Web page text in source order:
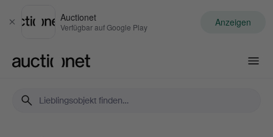
Schließen
Auctionet
Verfügbar auf Google Play Anzeigen